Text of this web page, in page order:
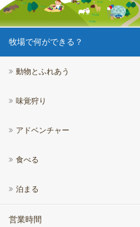
牧場で何ができる？
動物とふれあう
味覚狩り
アドベンチャー
食べる
泊まる
営業時間